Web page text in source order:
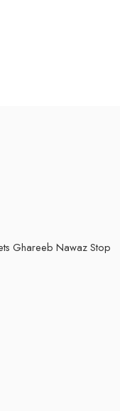
Ghareeb Nawaz Stop